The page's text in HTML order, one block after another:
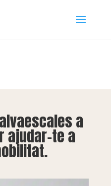
a
ajudar-te a